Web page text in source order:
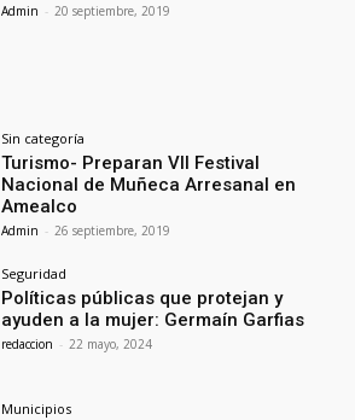
Admin - 20 septiembre, 2019
Sin categoría
Turismo- Preparan VII Festival
Nacional de Muñeca Arresanal en
Amealco
Admin - 26 septiembre, 2019
Seguridad
Políticas públicas que protejan y
ayuden a la mujer: Germaín Garfias
redaccion - 22 mayo, 2024
Municipios